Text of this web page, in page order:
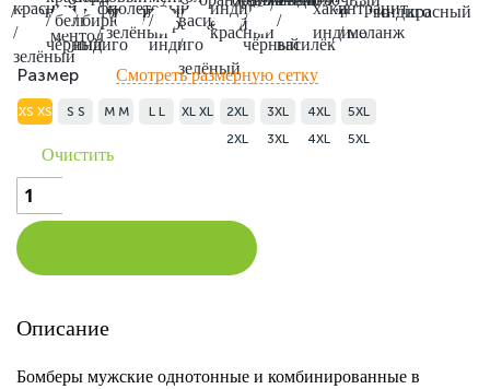
/ чёрный
/
ментол
ментол
/ бирюза/ индиго
оранжевый
индиго/ индигокрасный
красный
/
зелёный
/ белый /
чёрный
/ бирюза /
индиго
фиолетовый
/ зелёный
/
индиго
василёк
/
зелёный
индиго /
красный
/
чёрный
/
василёк
хаки /
индиго
антрацит
/ меланж
Размер Смотреть размерную сетку
XS XS S S M M L L XL XL
2XL
2XL
3XL
3XL
4XL
4XL
5XL
5XL
Очистить
Количество
товара
Бомбер
мужской
Описание
Бомберы мужские однотонные и комбинированные в